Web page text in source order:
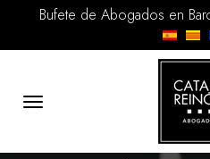
Bufete de Abogados en
Toggle